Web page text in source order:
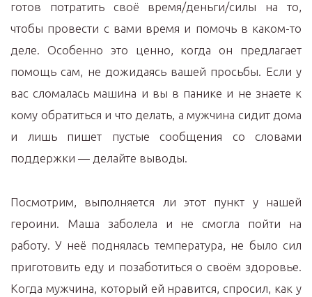
готов потратить своё время/деньги/силы на то,
чтобы провести с вами время и помочь в каком-то
деле. Особенно это ценно, когда он предлагает
помощь сам, не дожидаясь вашей просьбы. Если у
вас сломалась машина и вы в панике и не знаете к
кому обратиться и что делать, а мужчина сидит дома
и лишь пишет пустые сообщения со словами
поддержки — делайте выводы.
Посмотрим, выполняется ли этот пункт у нашей
героини. Маша заболела и не смогла пойти на
работу. У неё поднялась температура, не было сил
приготовить еду и позаботиться о своём здоровье.
Когда мужчина, который ей нравится, спросил, как у